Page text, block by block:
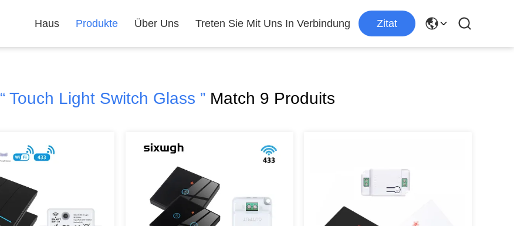
Haus Produkte Über Uns Treten Sie Mit Uns In Verbindung Zitat
“ Touch Light Switch Glass ” Match 9 Produits